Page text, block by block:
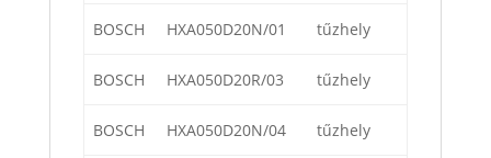
BOSCH HXA050D20N/01 tűzhely
BOSCH HXA050D20R/03 tűzhely
BOSCH HXA050D20N/04 tűzhely